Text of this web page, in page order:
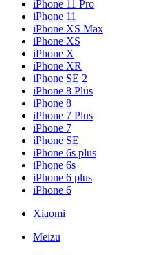
iPhone 11 Pro
iPhone 11
iPhone XS Max
iPhone XS
iPhone X
iPhone XR
iPhone SE 2
iPhone 8 Plus
iPhone 8
iPhone 7 Plus
iPhone 7
iPhone SE
iPhone 6s plus
iPhone 6s
iPhone 6 plus
iPhone 6
Xiaomi
Meizu